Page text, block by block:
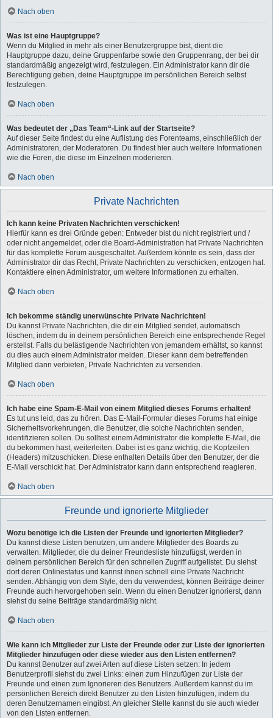
Nach oben
Was ist eine Hauptgruppe?
Wenn du Mitglied in mehr als einer Benutzergruppe bist, dient die
Hauptgruppe dazu, deine Gruppenfarbe sowie den Gruppenrang, der bei dir
standardmäßig angezeigt wird, festzulegen. Ein Administrator kann dir die
Berechtigung geben, deine Hauptgruppe im persönlichen Bereich selbst
festzulegen.
Nach oben
Was bedeutet der „Das Team“-Link auf der Startseite?
Auf dieser Seite findest du eine Auflistung des Forenteams, einschließlich der
Administratoren, der Moderatoren. Du findest hier auch weitere Informationen
wie die Foren, die diese im Einzelnen moderieren.
Nach oben
Private Nachrichten
Ich kann keine Privaten Nachrichten verschicken!
Hierfür kann es drei Gründe geben: Entweder bist du nicht registriert und /
oder nicht angemeldet, oder die Board-Administration hat Private Nachrichten
für das komplette Forum ausgeschaltet. Außerdem könnte es sein, dass der
Administrator dir das Recht, Private Nachrichten zu verschicken, entzogen hat.
Kontaktiere einen Administrator, um weitere Informationen zu erhalten.
Nach oben
Ich bekomme ständig unerwünschte Private Nachrichten!
Du kannst Private Nachrichten, die dir ein Mitglied sendet, automatisch
löschen, indem du in deinem persönlichen Bereich eine entsprechende Regel
erstellst. Falls du belästigende Nachrichten von jemandem erhältst, so kannst
du dies auch einem Administrator melden. Dieser kann dem betreffenden
Mitglied dann verbieten, Private Nachrichten zu versenden.
Nach oben
Ich habe eine Spam-E-Mail von einem Mitglied dieses Forums erhalten!
Es tut uns leid, das zu hören. Das E-Mail-Formular dieses Forums hat einige
Sicherheitsvorkehrungen, die Benutzer, die solche Nachrichten senden,
identifizieren sollen. Du solltest einem Administrator die komplette E-Mail, die
du bekommen hast, weiterleiten. Dabei ist es ganz wichtig, die Kopfzeilen
(Headers) mitzuschicken. Diese enthalten Details über den Benutzer, der die
E-Mail verschickt hat. Der Administrator kann dann entsprechend reagieren.
Nach oben
Freunde und ignorierte Mitglieder
Wozu benötige ich die Listen der Freunde und ignorierten Mitglieder?
Du kannst diese Listen benutzen, um andere Mitglieder des Boards zu
verwalten. Mitglieder, die du deiner Freundesliste hinzufügst, werden in
deinem persönlichen Bereich für den schnellen Zugriff aufgelistet. Du siehst
dort deren Onlinestatus und kannst ihnen schnell eine Private Nachricht
senden. Abhängig von dem Style, den du verwendest, können Beiträge deiner
Freunde auch hervorgehoben sein. Wenn du einen Benutzer ignorierst, dann
siehst du seine Beiträge standardmäßig nicht.
Nach oben
Wie kann ich Mitglieder zur Liste der Freunde oder zur Liste der ignorierten
Mitglieder hinzufügen oder diese wieder aus den Listen entfernen?
Du kannst Benutzer auf zwei Arten auf diese Listen setzen: In jedem
Benutzerprofil siehst du zwei Links: einen zum Hinzufügen zur Liste der
Freunde und einen zum Ignorieren des Benutzers. Außerdem kannst du im
persönlichen Bereich direkt Benutzer zu den Listen hinzufügen, indem du
deren Benutzernamen eingibst. An gleicher Stelle kannst du sie auch wieder
von den Listen entfernen.